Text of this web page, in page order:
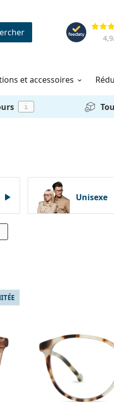
Évaluation
4,9
et accessoires
i
Unisexe